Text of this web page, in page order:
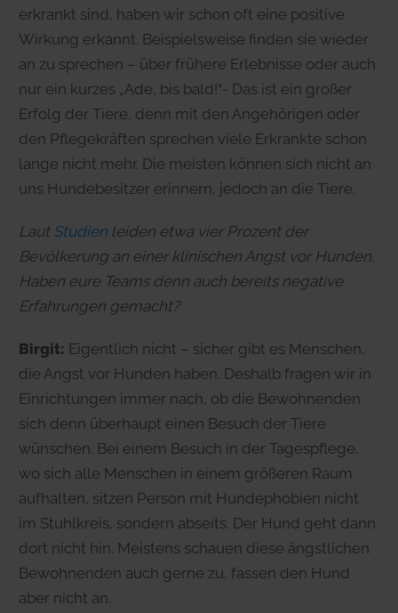
erkrankt sind, haben wir schon oft eine positive
Wirkung erkannt. Beispielsweise finden sie wieder
an zu sprechen – über frühere Erlebnisse oder auch
nur ein kurzes „Ade, bis bald!“- Das ist ein großer
Erfolg der Tiere, denn mit den Angehörigen oder
den Pflegekräften sprechen viele Erkrankte schon
lange nicht mehr. Die meisten können sich nicht an
uns Hundebesitzer erinnern, jedoch an die Tiere.
Laut Studien leiden etwa vier Prozent der
Bevölkerung an einer klinischen Angst vor Hunden.
Haben eure Teams denn auch bereits negative
Erfahrungen gemacht?
Birgit: Eigentlich nicht – sicher gibt es Menschen,
die Angst vor Hunden haben. Deshalb fragen wir in
Einrichtungen immer nach, ob die Bewohnenden
sich denn überhaupt einen Besuch der Tiere
wünschen. Bei einem Besuch in der Tagespflege,
wo sich alle Menschen in einem größeren Raum
aufhalten, sitzen Person mit Hundephobien nicht
im Stuhlkreis, sondern abseits. Der Hund geht dann
dort nicht hin. Meistens schauen diese ängstlichen
Bewohnenden auch gerne zu, fassen den Hund
aber nicht an.